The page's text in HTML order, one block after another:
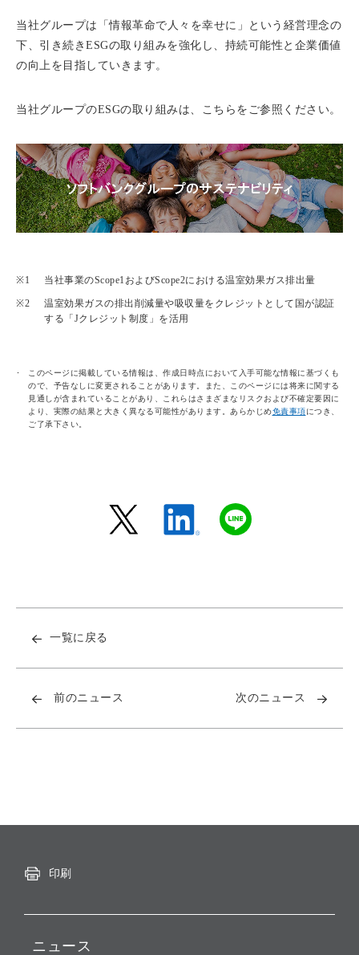
当社グループは「情報革命で人々を幸せに」という経営理念の
下、引き続きESGの取り組みを強化し、持続可能性と企業価値
の向上を目指していきます。
当社グループのESGの取り組みは、こちらをご参照ください。
当社事業のScope1およびScope2における温室効果ガス排出量
温室効果ガスの排出削減量や吸収量をクレジットとして国が認証
する「Jクレジット制度」を活用
このページに掲載している情報は、作成日時点において入手可能な情報に基づくも
ので、予告なしに変更されることがあります。また、このページには将来に関する
見通しが含まれていることがあり、これらはさまざまなリスクおよび不確定要因に
より、実際の結果と大きく異なる可能性があります。あらかじめ免責事項につき、
ご了承下さい。
一覧に戻る
前のニュース 次のニュース
印刷
ニュース